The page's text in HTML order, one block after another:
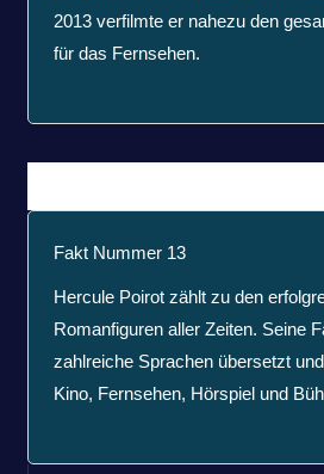
2013 verfilmte er nahezu den
für das Fernsehen.
Fakt Nummer 13
Hercule Poirot zählt zu den
Romanfiguren aller Zeiten. Seine
zahlreiche Sprachen übersetzt
Kino, Fernsehen, Hörspiel und